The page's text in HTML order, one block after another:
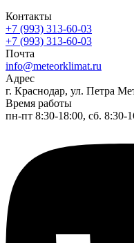
Контакты
+7 (993) 313-60-03
+7 (993) 313-60-03
Почта
info@meteorklimat.ru
Адрес
г. Краснодар, ул. Петра
Время работы
пн-пт 8:30-18:00, сб. 8:30-